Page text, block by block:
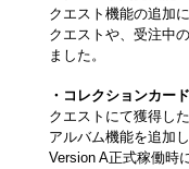
クエスト機能の追加
クエストや、受注中
ました。
・コレクションカード
クエストにて獲得し
アルバム機能を追加し
Version A正式稼働時